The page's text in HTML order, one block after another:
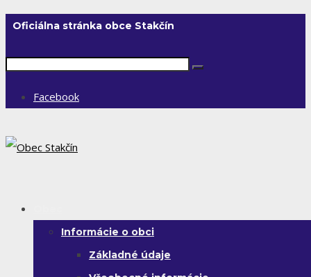
Oficiálna stránka obce Stakčín
Facebook
Informácie o obci
Základné údaje